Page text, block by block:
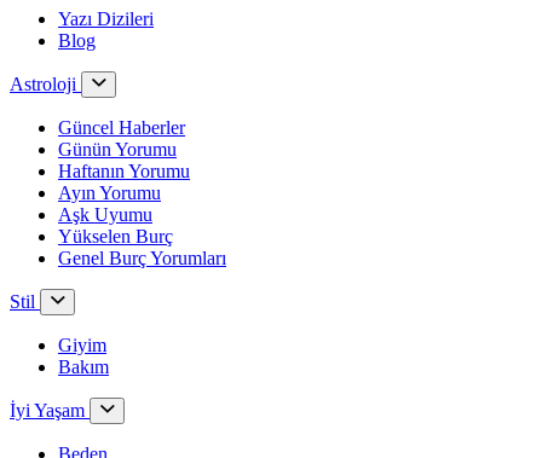
Yazı Dizileri
Blog
Astroloji
Güncel Haberler
Günün Yorumu
Haftanın Yorumu
Ayın Yorumu
Aşk Uyumu
Yükselen Burç
Genel Burç Yorumları
Stil
Giyim
Bakım
İyi Yaşam
Beden